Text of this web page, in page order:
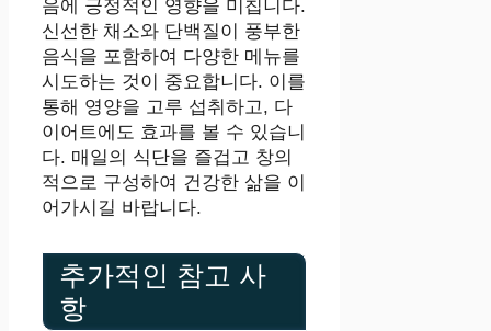
음에 긍정적인 영향을 미칩니다.
신선한 채소와 단백질이 풍부한
음식을 포함하여 다양한 메뉴를
시도하는 것이 중요합니다. 이를
통해 영양을 고루 섭취하고, 다
이어트에도 효과를 볼 수 있습니
다. 매일의 식단을 즐겁고 창의
적으로 구성하여 건강한 삶을 이
어가시길 바랍니다.
추가적인 참고 사
항